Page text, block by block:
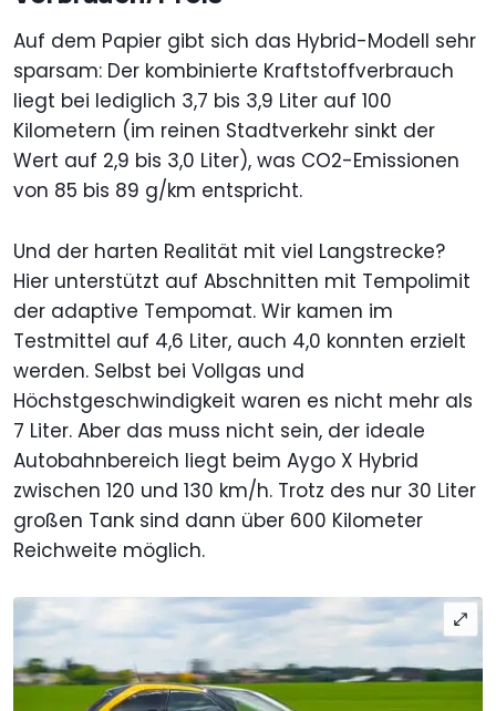
Auf dem Papier gibt sich das Hybrid-Modell sehr
sparsam: Der kombinierte Kraftstoffverbrauch
liegt bei lediglich 3,7 bis 3,9 Liter auf 100
Kilometern (im reinen Stadtverkehr sinkt der
Wert auf 2,9 bis 3,0 Liter), was CO2-Emissionen
von 85 bis 89 g/km entspricht.
Und der harten Realität mit viel Langstrecke?
Hier unterstützt auf Abschnitten mit Tempolimit
der adaptive Tempomat. Wir kamen im
Testmittel auf 4,6 Liter, auch 4,0 konnten erzielt
werden. Selbst bei Vollgas und
Höchstgeschwindigkeit waren es nicht mehr als
7 Liter. Aber das muss nicht sein, der ideale
Autobahnbereich liegt beim Aygo X Hybrid
zwischen 120 und 130 km/h. Trotz des nur 30 Liter
großen Tank sind dann über 600 Kilometer
Reichweite möglich.